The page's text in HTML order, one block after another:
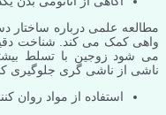
مطالعه علمی درباره
واهی کمک می کند. شناخت
می شود زوجین با تسلط
ناشی از ناشی گری جلوگیری
استفاده از مواد روان